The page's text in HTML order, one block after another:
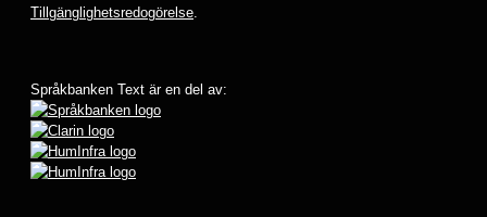
Tillgänglighetsredogörelse.
Språkbanken Text är en del av: